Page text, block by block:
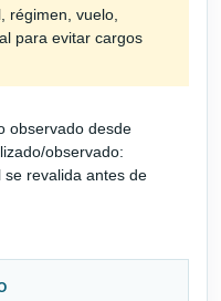
régimen, vuelo,
para evitar cargos
observado desde
observado:
revalida antes de